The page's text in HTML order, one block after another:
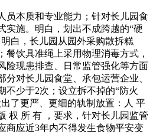
本质和专业能力；针对长儿园食
实施。明白，划出不成跨越的“硬
白，长儿园从园外采购散拆糕
餐饮具准绳上采用物理消毒方式，
险现患排查、日常监管强化等方面
分对长儿园食堂、承包运营企业、
不少于2次；设立拆不掉的“防火
了更严、更细的轨制放置：人 平
权 所 有 ，要求，针对长儿园监管
商应近3年内不得发生食物平安变